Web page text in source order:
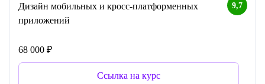
9,7
Дизайн мобильных и кросс-платформенных
приложений
68 000 ₽
Ссылка на курс